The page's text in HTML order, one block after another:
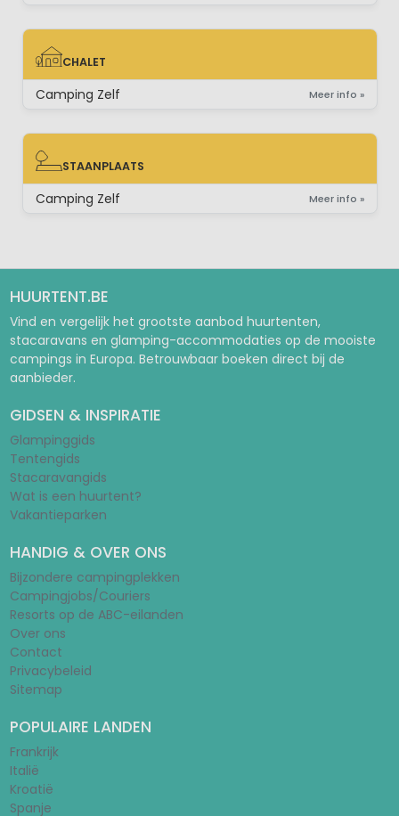
CHALET
CHALET
Camping Zelf Meer info »
STAANPLAATS
STAANPLAATS
Camping Zelf Meer info »
HUURTENT.BE
Vind en vergelijk het grootste aanbod huurtenten,
stacaravans en glamping-accommodaties op de mooiste
campings in Europa. Betrouwbaar boeken direct bij de
aanbieder.
GIDSEN & INSPIRATIE
Glampinggids
Tentengids
Stacaravangids
Wat is een huurtent?
Vakantieparken
HANDIG & OVER ONS
Bijzondere campingplekken
Campingjobs/Couriers
Resorts op de ABC-eilanden
Over ons
Contact
Privacybeleid
Sitemap
POPULAIRE LANDEN
Frankrijk
Italië
Kroatië
Spanje